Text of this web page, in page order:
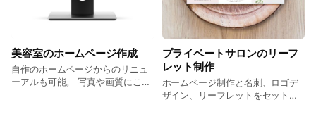
美容室のホームページ作成
自作のホームページからのリニュ
ーアルも可能。 写真や画質にこだ
プライベートサロンのリーフ
レット制作
ホームページ制作と名刺、ロゴデ
ザイン、リーフレットをセットで